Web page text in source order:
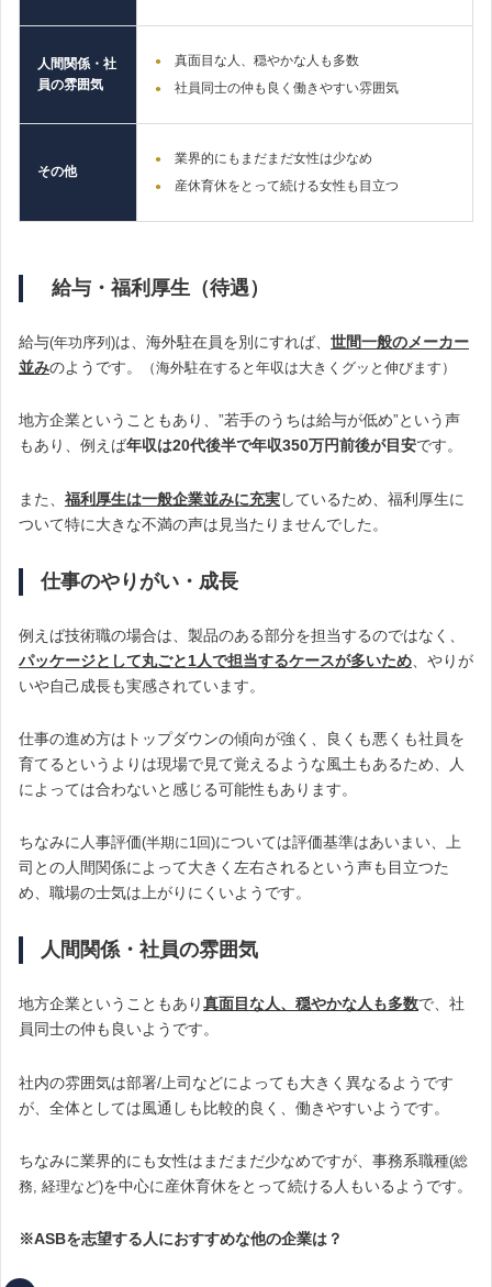
人間関係・社
員の雰囲気
真面目な人、穏やかな人も多数
社員同士の仲も良く働きやすい雰囲気
その他
業界的にもまだまだ女性は少なめ
産休育休をとって続ける女性も目立つ
給与・福利厚生（待遇）
給与(年功序列)は、海外駐在員を別にすれば、 世間一般のメーカー
並みのようです。 （海外駐在すると年収は大きくグッと伸びます）
地方企業ということもあり、”若手のうちは給与が低め”という声
もあり、例えば年収は20代後半で年収350万円前後が目安です。
また、 福利厚生は一般企業並みに充実しているため、福利厚生に
ついて特に大きな不満の声は見当たりませんでした。
仕事のやりがい・成長
例えば技術職の場合は、製品のある部分を担当するのではなく、
パッケージとして丸ごと1人で担当するケースが多いため 、やりが
いや自己成長も実感されています。
仕事の進め方はトップダウンの傾向が強く、良くも悪くも社員を
育てるというよりは現場で見て覚えるような風土もあるため、人
によっては合わないと感じる可能性もあります。
ちなみに人事評価(半期に1回)については評価基準はあいまい、上
司との人間関係によって大きく左右されるという声も目立つた
め、職場の士気は上がりにくいようです。
人間関係・社員の雰囲気
地方企業ということもあり真面目な人、穏やかな人も多数で、社
員同士の仲も良いようです。
社内の雰囲気は部署/上司などによっても大きく異なるようです
が、全体としては風通しも比較的良く、働きやすいようです。
ちなみに業界的にも女性はまだまだ少なめですが、事務系職種(総
務, 経理など)を中心に産休育休をとって続ける人もいるようです。
※ASBを志望する人におすすめな他の企業は？